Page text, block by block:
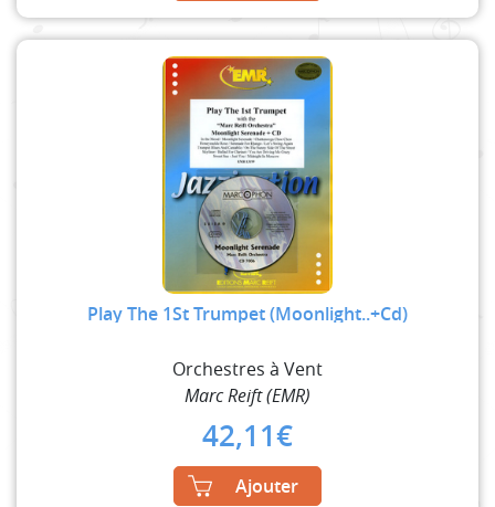
Play The 1St Trumpet (Moonlight..+Cd)
Orchestres à Vent
Marc Reift (EMR)
42,11€
Ajouter